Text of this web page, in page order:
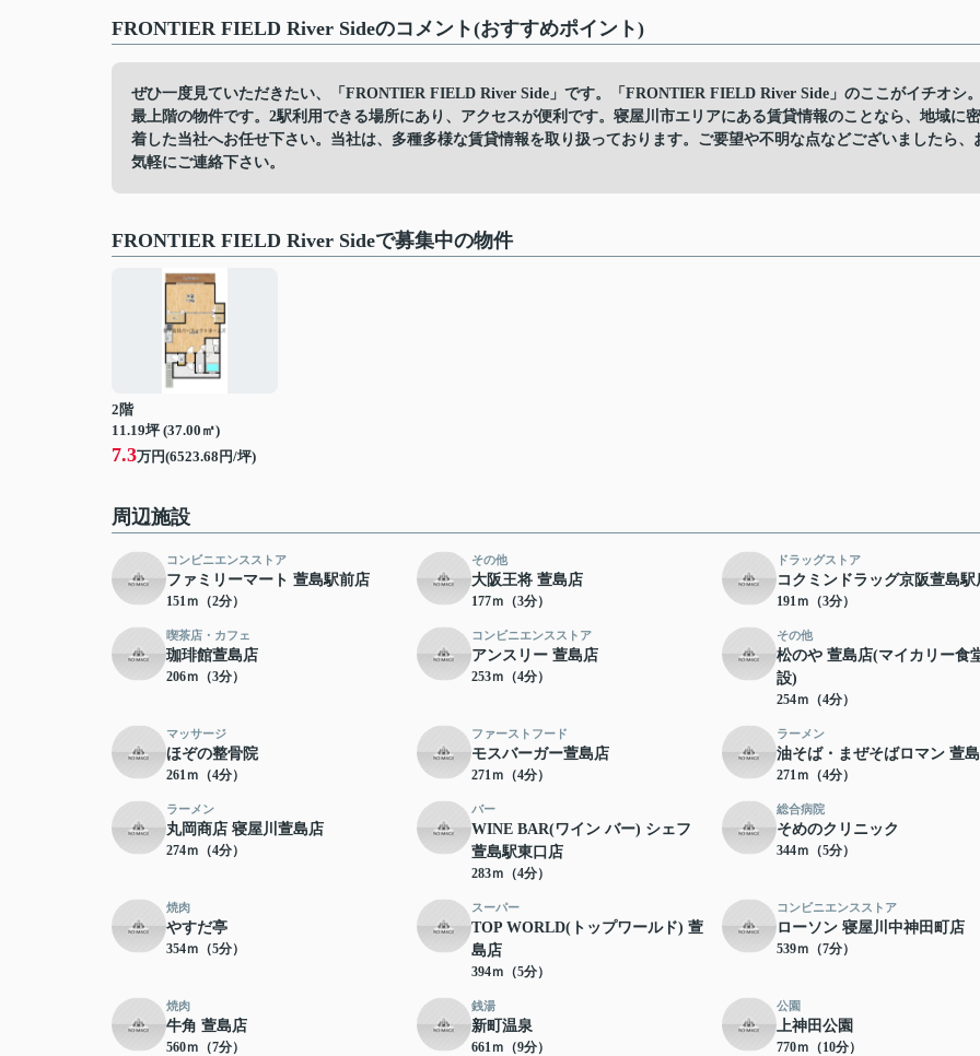
FRONTIER FIELD River Sideのコメント(おすすめポイント)
ぜひ一度見ていただきたい、「FRONTIER FIELD River Side」です。「FRONTIER FIELD River Side」のここがイチオシ
最上階の物件です。2駅利用できる場所にあり、アクセスが便利です。寝屋川市エリアにある賃貸情報のことなら、地域に密
着した当社へお任せ下さい。当社は、多種多様な賃貸情報を取り扱っております。ご要望や不明な点などございましたら、
気軽にご連絡下さい。
FRONTIER FIELD River Sideで募集中の物件
2階
11.19坪 (37.00㎡)
7.3万円(6523.68円/坪)
周辺施設
コンビニエンスストア
ファミリーマート 萱島駅前店
151ｍ（2分）
その他
大阪王将 萱島店
177ｍ（3分）
ドラッグストア
コクミンドラッグ京阪萱島駅
191ｍ（3分）
喫茶店・カフェ
珈琲館萱島店
206ｍ（3分）
コンビニエンスストア
アンスリー 萱島店
253ｍ（4分）
その他
松のや 萱島店(マイカリー食
設)
254ｍ（4分）
マッサージ
ほぞの整骨院
261ｍ（4分）
ファーストフード
モスバーガー萱島店
271ｍ（4分）
ラーメン
油そば・まぜそばロマン 萱
271ｍ（4分）
ラーメン
丸岡商店 寝屋川萱島店
274ｍ（4分）
バー
WINE BAR(ワイン バー) シェフ
萱島駅東口店
283ｍ（4分）
総合病院
そめのクリニック
344ｍ（5分）
焼肉
やすだ亭
354ｍ（5分）
スーパー
TOP WORLD(トップワールド) 萱
島店
394ｍ（5分）
コンビニエンスストア
ローソン 寝屋川中神田町店
539ｍ（7分）
焼肉
牛角 萱島店
560ｍ（7分）
銭湯
新町温泉
661ｍ（9分）
公園
上神田公園
770ｍ（10分）